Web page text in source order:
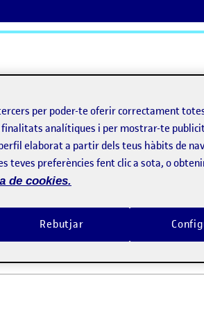
per poder-te oferir correctament
analítiques i per mostrar-te
elaborat a partir dels teus hàbits de
teves preferències fent clic a sota, o
de cookies.
Rebutjar